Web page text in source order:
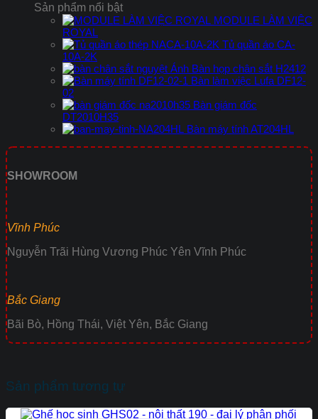
Sản phẩm nổi bật
MODULE LÀM VIỆC
ROYAL
Tủ quần áo CA-
10A-2K
Bàn họp chân sắt H2412
Bàn làm việc Lufa DF12-
02
Bàn giám đốc
DT2010H35
Bàn máy tính AT204HL
SHOWROOM
Vĩnh Phúc
Nguyễn Trãi Hùng Vương Phúc Yên Vĩnh Phúc
Bắc Giang
Bãi Bò, Hồng Thái, Việt Yên, Bắc Giang
Sản phẩm tương tự